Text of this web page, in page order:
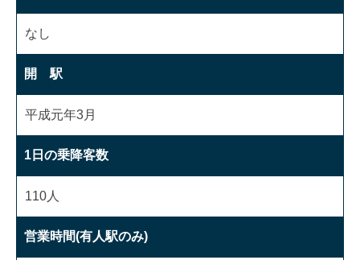
なし
開 駅
平成元年3月
1日の乗降客数
110人
営業時間(有人駅のみ)